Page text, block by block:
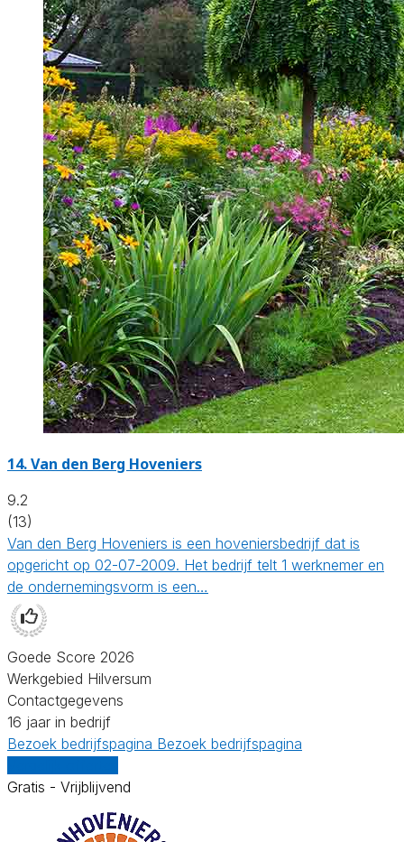
14.Van den Berg Hoveniers
9.2
(13)
Van den Berg Hoveniers is een hoveniersbedrijf dat is
opgericht op 02-07-2009. Het bedrijf telt 1 werknemer en
de ondernemingsvorm is een…
Goede Score 2026
Werkgebied Hilversum
Contactgegevens
16 jaar in bedrijf
Bezoek bedrijfspagina Bezoek bedrijfspagina
Gratis - Vrijblijvend